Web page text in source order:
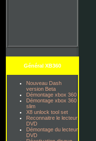
Général XB360
Nouveau Dash
version Beta
Démontage xbox 360
Démontage xbox 360
slim
X8 unlock tool set
Reconnaitre le lecteur
DVD
Démontage du lecteur
DVD